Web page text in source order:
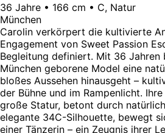
36 Jahre • 166 cm • C, Natur
München
Carolin verkörpert die kultivierte
Engagement von Sweet Passion
Begleitung definiert. Mit 36 Jahren
München geborene Model eine
bloßes Aussehen hinausgeht –
der Bühne und im Rampenlicht.
große Statur, betont durch
elegante 34C-Silhouette, bewegt
einer Tänzerin – ein Zeugnis ihrer